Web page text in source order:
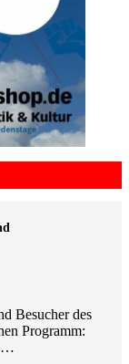
Besucher des
Programm: